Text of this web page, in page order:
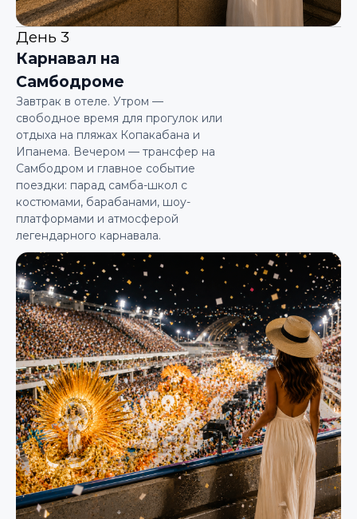
День 3
Карнавал на
Самбодроме
Завтрак в отеле. Утром —
свободное время для прогулок или
отдыха на пляжах Копакабана и
Ипанема. Вечером — трансфер на
Самбодром и главное событие
поездки: парад самба-школ с
костюмами, барабанами, шоу-
платформами и атмосферой
легендарного карнавала.